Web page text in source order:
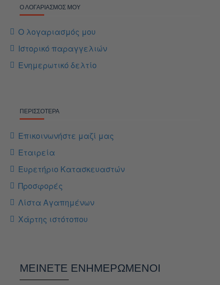
Ο ΛΟΓΑΡΙΑΣΜΌΣ ΜΟΥ
Ο λογαριασμός μου
Ιστορικό παραγγελιών
Ενημερωτικό δελτίο
ΠΕΡΙΣΣΌΤΕΡΑ
Επικοινωνήστε μαζί μας
Εταιρεία
Ευρετήριο Κατασκευαστών
Προσφορές
Λίστα Αγαπημένων
Χάρτης ιστότοπου
ΜΕΊΝΕΤΕ ΕΝΗΜΕΡΩΜΈΝΟΙ